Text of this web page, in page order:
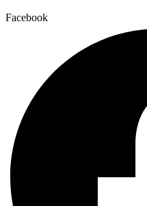
Facebook